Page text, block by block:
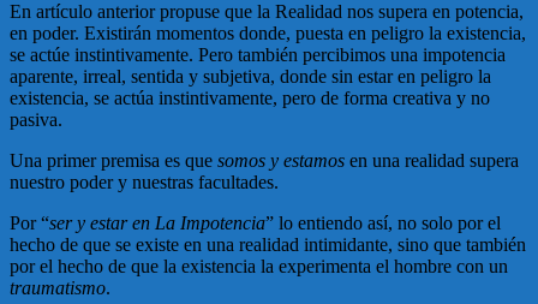
En artículo anterior propuse que la Realidad nos supera en potencia,
en poder. Existirán momentos donde, puesta en peligro la existencia,
se actúe instintivamente. Pero también percibimos una impotencia
aparente, irreal, sentida y subjetiva, donde sin estar en peligro la
existencia, se actúa instintivamente, pero de forma creativa y no
pasiva.
Una primer premisa es que somos y estamos en una realidad supera
nuestro poder y nuestras facultades.
Por “ser y estar en La Impotencia” lo entiendo así, no solo por el
hecho de que se existe en una realidad intimidante, sino que también
por el hecho de que la existencia la experimenta el hombre con un
traumatismo.